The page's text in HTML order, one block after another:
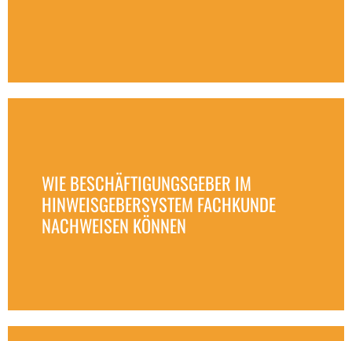
WIE BESCHÄFTIGUNGSGEBER IM
HINWEISGEBERSYSTEM FACHKUNDE
NACHWEISEN KÖNNEN